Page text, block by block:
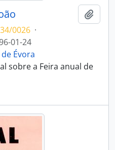
0026 ·
01-24
Évora
sobre a Feira anual de